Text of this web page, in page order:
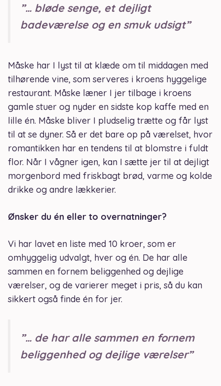
”… bløde senge, et dejligt
badeværelse og en smuk udsigt”
Måske har I lyst til at klæde om til middagen med
tilhørende vine, som serveres i kroens hyggelige
restaurant. Måske læner I jer tilbage i kroens
gamle stuer og nyder en sidste kop kaffe med en
lille én. Måske bliver I pludselig trætte og får lyst
til at se dyner. Så er det bare op på værelset, hvor
romantikken har en tendens til at blomstre i fuldt
flor. Når I vågner igen, kan I sætte jer til at dejligt
morgenbord med friskbagt brød, varme og kolde
drikke og andre lækkerier.
Ønsker du én eller to overnatninger?
Vi har lavet en liste med 10 kroer, som er
omhyggelig udvalgt, hver og én. De har alle
sammen en fornem beliggenhed og dejlige
værelser, og de varierer meget i pris, så du kan
sikkert også finde én for jer.
”… de har alle sammen en fornem
beliggenhed og dejlige værelser”